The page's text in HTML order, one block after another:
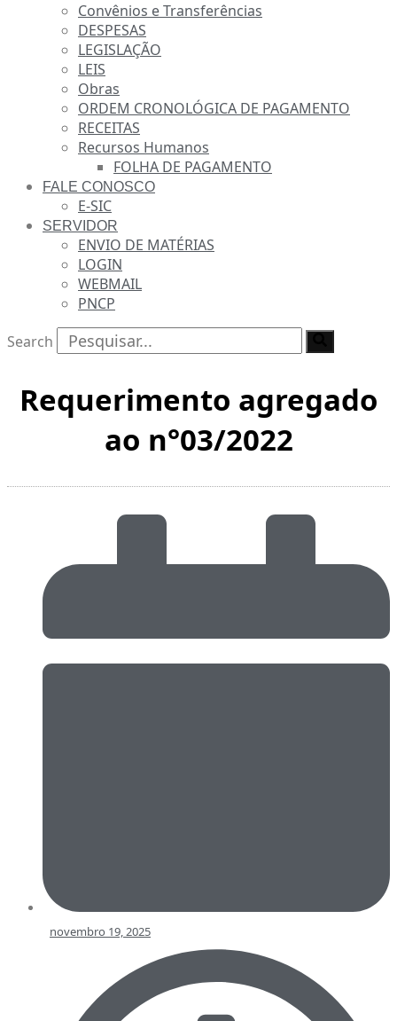
Convênios e Transferências
DESPESAS
LEGISLAÇÃO
LEIS
Obras
ORDEM CRONOLÓGICA DE PAGAMENTO
RECEITAS
Recursos Humanos
FOLHA DE PAGAMENTO
FALE CONOSCO
E-SIC
SERVIDOR
ENVIO DE MATÉRIAS
LOGIN
WEBMAIL
PNCP
Search
Requerimento agregado
ao n°03/2022
novembro 19, 2025